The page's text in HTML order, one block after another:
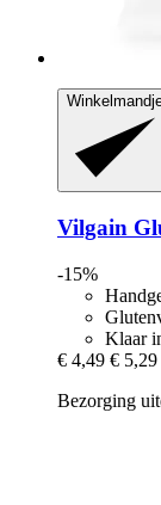
Vilgain
-15%
Klaar
€ 4,49 € 5,29
Bezorging